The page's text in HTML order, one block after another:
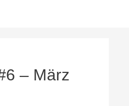
– März